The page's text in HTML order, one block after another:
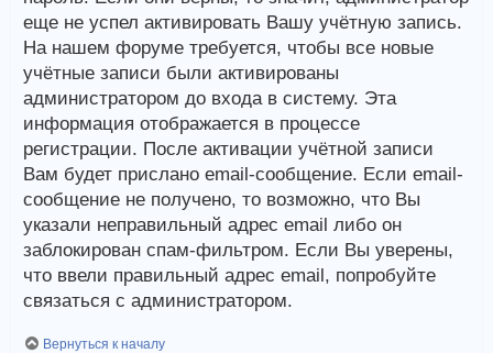
еще не успел активировать Вашу учётную запись.
На нашем форуме требуется, чтобы все новые
учётные записи были активированы
администратором до входа в систему. Эта
информация отображается в процессе
регистрации. После активации учётной записи
Вам будет прислано email-сообщение. Если email-
сообщение не получено, то возможно, что Вы
указали неправильный адрес email либо он
заблокирован спам-фильтром. Если Вы уверены,
что ввели правильный адрес email, попробуйте
связаться с администратором.
Вернуться к началу